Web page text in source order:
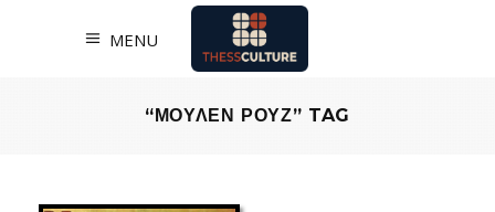
MENU
“ΜΟΥΛΕΝ ΡΟΥΖ” TAG